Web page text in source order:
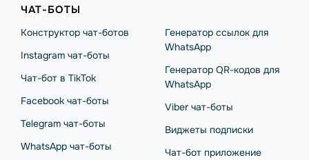
ЧАТ-БОТЫ
Конструктор чат-ботов
Instagram чат-боты
Чат-бот в TikTok
Facebook чат-боты
Telegram чат-боты
WhatsApp чат-боты
Генератор ссылок для
WhatsApp
Генератор QR-кодов для
WhatsApp
Viber чат-боты
Виджеты подписки
Чат-бот приложение